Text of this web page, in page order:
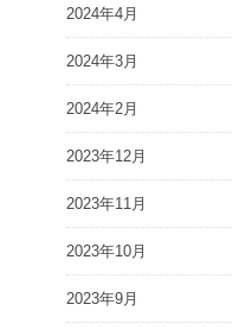
2024年4月
2024年3月
2024年2月
2023年12月
2023年11月
2023年10月
2023年9月